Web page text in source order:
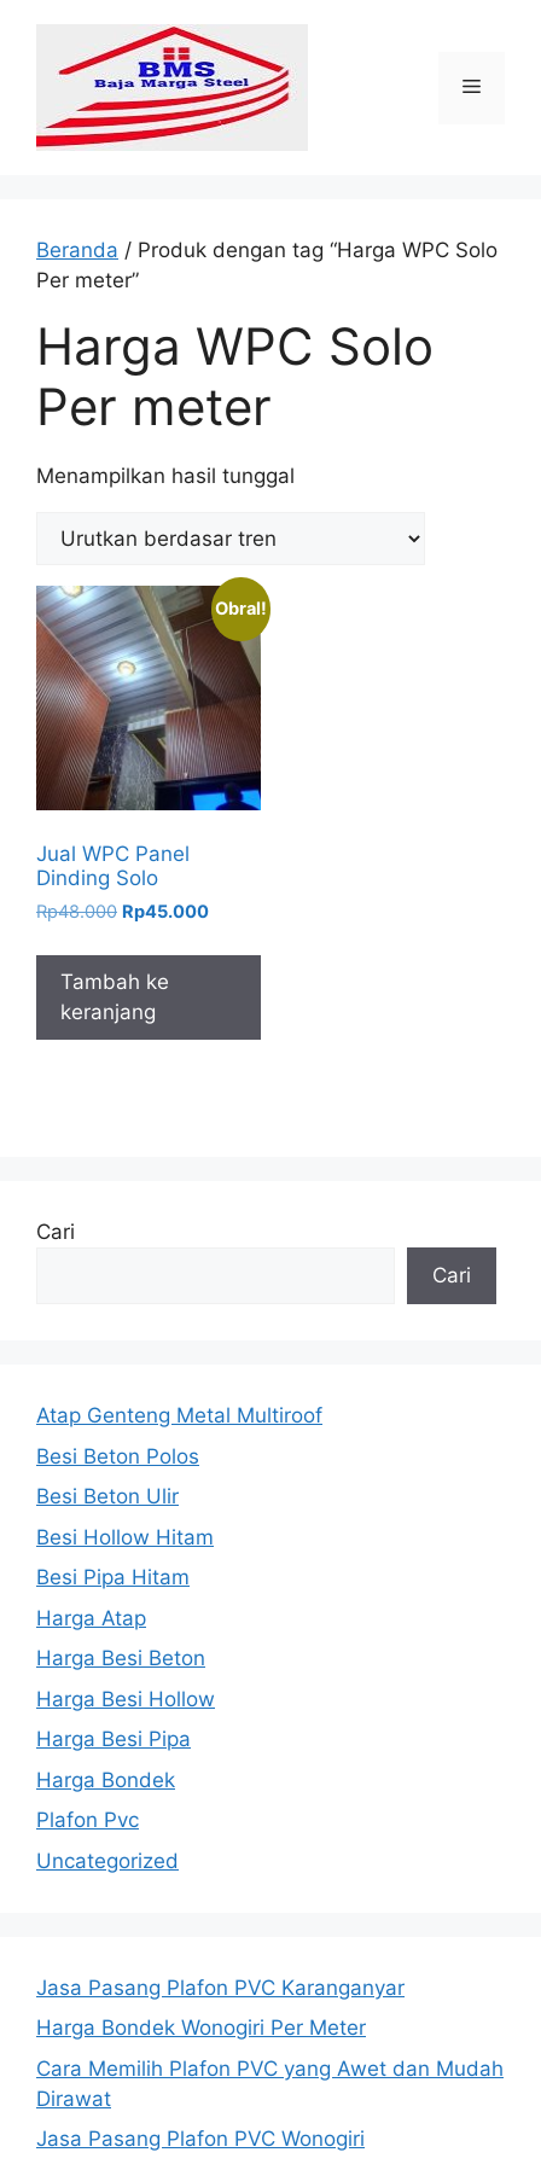
Menu
Beranda / Produk dengan tag “Harga WPC Solo
Per meter”
Harga WPC Solo
Per meter
Menampilkan hasil tunggal
Obral!
Jual WPC Panel
Dinding Solo
Rp48.000 Harga
adalah:
Rp48.000.
Rp45.000Harga
ini
Tambah ke
keranjang
Cari
Cari
Atap Genteng Metal Multiroof
Besi Beton Polos
Besi Beton Ulir
Besi Hollow Hitam
Besi Pipa Hitam
Harga Atap
Harga Besi Beton
Harga Besi Hollow
Harga Besi Pipa
Harga Bondek
Plafon Pvc
Uncategorized
Jasa Pasang Plafon PVC Karanganyar
Harga Bondek Wonogiri Per Meter
Cara Memilih Plafon PVC yang Awet dan Mudah
Dirawat
Jasa Pasang Plafon PVC Wonogiri